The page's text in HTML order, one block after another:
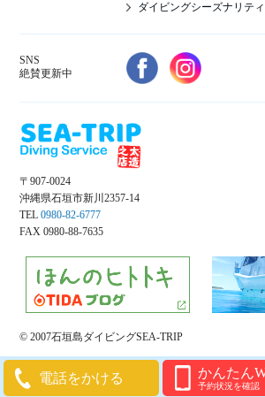
ダイビングシーズナリテ
SNS
絶賛更新中
〒907-0024
沖縄県石垣市新川2357-14
TEL 0980-82-6777
FAX 0980-88-7635
© 2007石垣島ダイビングSEA-TRIP
電話をかける かんたん
予約状況を確認